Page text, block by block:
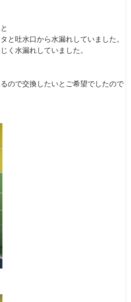
と吐水口から水漏れしていました。
く水漏れしていました。
ので交換したいとご希望でしたので